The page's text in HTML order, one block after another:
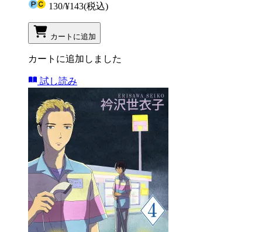
130/¥143(税込)
カートに追加
カートに追加しました
試し読み